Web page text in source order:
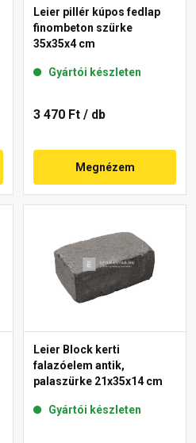
Leier pillér kúpos fedlap
finombeton szürke
35x35x4 cm
Gyártói készleten
3 470 Ft / db
Megnézem
Leier Block kerti
falazóelem antik,
palaszürke 21x35x14 cm
Gyártói készleten